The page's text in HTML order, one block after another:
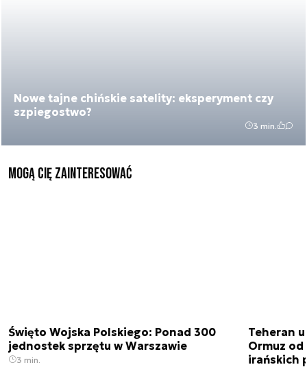
Nowe tajne chińskie satelity: eksperyment czy
szpiegostwo?
3 min.
Mogą Cię zainteresować
Święto Wojska Polskiego: Ponad 300
jednostek sprzętu w Warszawie
3 min.
Teheran
Ormuz
irańskich